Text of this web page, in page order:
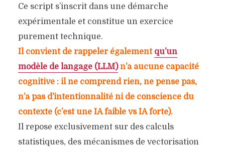
Ce script s’inscrit dans une démarche
expérimentale et constitue un exercice
purement technique.
Il convient de rappeler également qu’un
modèle de langage (LLM)n’a aucune capacité
cognitive : il ne comprend rien, ne pense pas,
n’a pas d’intentionnalité ni de conscience du
contexte (c’est une IA faible vs IA forte).
Il repose exclusivement sur des calculs
statistiques, des mécanismes de vectorisation